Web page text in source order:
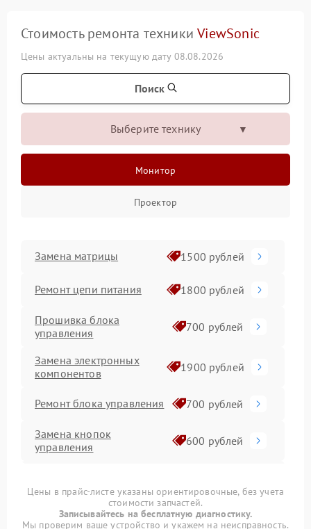
Стоимость ремонта техникиViewSonic
Цены актуальны на текущую дату 08.08.2026
Поиск
Выберите технику
Монитор
Проектор
Замена матрицы 1500 рублей
Ремонт цепи питания 1800 рублей
Прошивка блока
управления
700 рублей
Замена электронных
компонентов
1900 рублей
Ремонт блока управления 700 рублей
Замена кнопок
управления
600 рублей
Замена блока питания 1500 рублей
Цены в прайс-листе указаны ориентировочные, без учета
стоимости запчастей.
Записывайтесь на бесплатную диагностику.
Мы проверим ваше устройство и укажем на неисправность.